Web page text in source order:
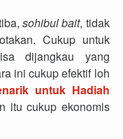
sohibul bait, tidak
Cukup untuk
dijangkau yang
ini cukup efektif loh
untuk Hadiah
itu cukup ekonomis